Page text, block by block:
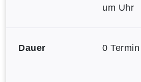
um Uhr
Dauer 0 Termin